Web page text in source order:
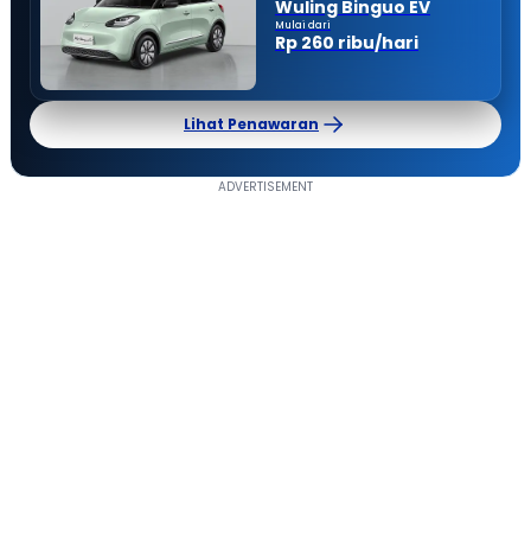
Wuling Binguo EV
Mulai dari
Rp 260 ribu/hari
Lihat Penawaran